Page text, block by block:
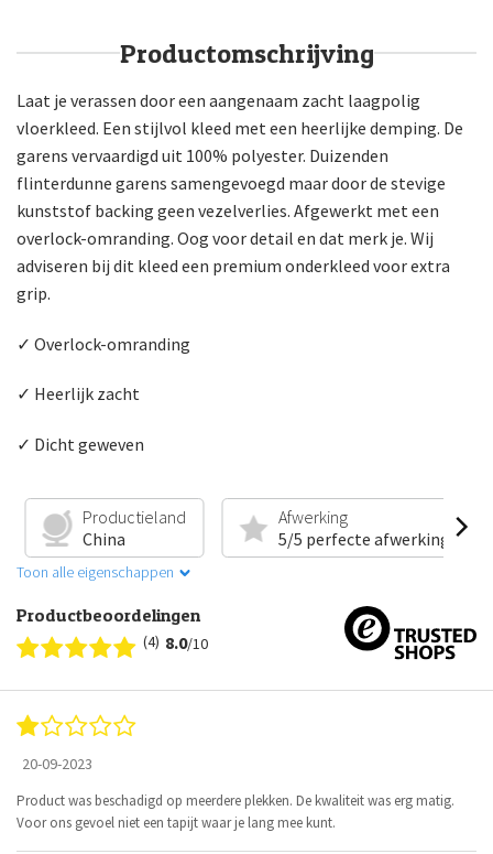
Productomschrijving
Laat je verassen door een aangenaam zacht laagpolig
vloerkleed. Een stijlvol kleed met een heerlijke demping. De
garens vervaardigd uit 100% polyester. Duizenden
flinterdunne garens samengevoegd maar door de stevige
kunststof backing geen vezelverlies. Afgewerkt met een
overlock-omranding. Oog voor detail en dat merk je. Wij
adviseren bij dit kleed een premium onderkleed voor extra
grip.
✓ Overlock-omranding
✓ Heerlijk zacht
✓ Dicht geweven
Productieland
China
Afwerking
5/5 perfecte afwerking
Toon alle eigenschappen
Productbeoordelingen
(4) 8.0/10
20-09-2023
Product was beschadigd op meerdere plekken. De kwaliteit was erg matig.
Voor ons gevoel niet een tapijt waar je lang mee kunt.